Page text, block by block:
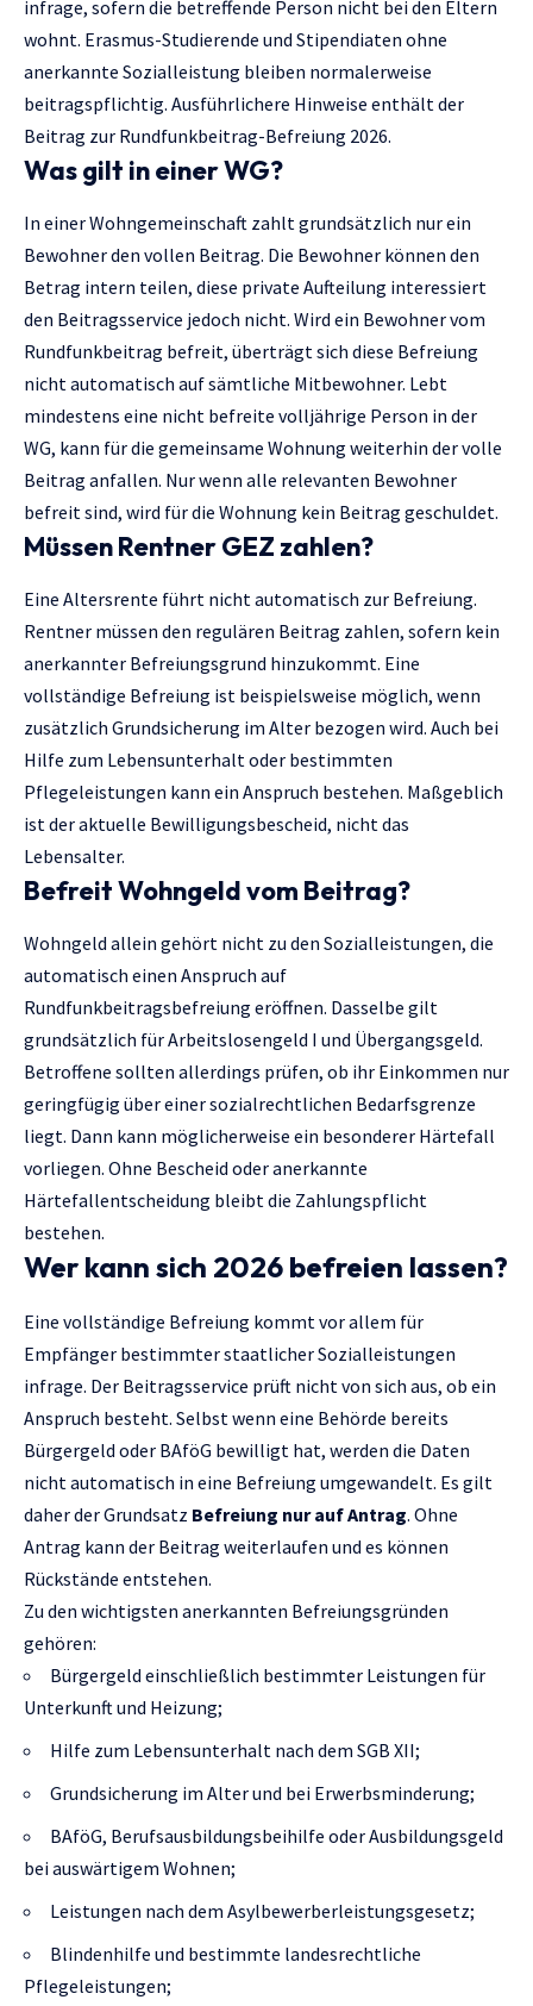
infrage, sofern die betreffende Person nicht bei den Eltern
wohnt. Erasmus-Studierende und Stipendiaten ohne
anerkannte Sozialleistung bleiben normalerweise
beitragspflichtig. Ausführlichere Hinweise enthält der
Beitrag zur Rundfunkbeitrag-Befreiung 2026.
Was gilt in einer WG?
In einer Wohngemeinschaft zahlt grundsätzlich nur ein
Bewohner den vollen Beitrag. Die Bewohner können den
Betrag intern teilen, diese private Aufteilung interessiert
den Beitragsservice jedoch nicht. Wird ein Bewohner vom
Rundfunkbeitrag befreit, überträgt sich diese Befreiung
nicht automatisch auf sämtliche Mitbewohner. Lebt
mindestens eine nicht befreite volljährige Person in der
WG, kann für die gemeinsame Wohnung weiterhin der volle
Beitrag anfallen. Nur wenn alle relevanten Bewohner
befreit sind, wird für die Wohnung kein Beitrag geschuldet.
Müssen Rentner GEZ zahlen?
Eine Altersrente führt nicht automatisch zur Befreiung.
Rentner müssen den regulären Beitrag zahlen, sofern kein
anerkannter Befreiungsgrund hinzukommt. Eine
vollständige Befreiung ist beispielsweise möglich, wenn
zusätzlich Grundsicherung im Alter bezogen wird. Auch bei
Hilfe zum Lebensunterhalt oder bestimmten
Pflegeleistungen kann ein Anspruch bestehen. Maßgeblich
ist der aktuelle Bewilligungsbescheid, nicht das
Lebensalter.
Befreit Wohngeld vom Beitrag?
Wohngeld allein gehört nicht zu den Sozialleistungen, die
automatisch einen Anspruch auf
Rundfunkbeitragsbefreiung eröffnen. Dasselbe gilt
grundsätzlich für Arbeitslosengeld I und Übergangsgeld.
Betroffene sollten allerdings prüfen, ob ihr Einkommen nur
geringfügig über einer sozialrechtlichen Bedarfsgrenze
liegt. Dann kann möglicherweise ein besonderer Härtefall
vorliegen. Ohne Bescheid oder anerkannte
Härtefallentscheidung bleibt die Zahlungspflicht
bestehen.
Wer kann sich 2026 befreien lassen?
Eine vollständige Befreiung kommt vor allem für
Empfänger bestimmter staatlicher Sozialleistungen
infrage. Der Beitragsservice prüft nicht von sich aus, ob ein
Anspruch besteht. Selbst wenn eine Behörde bereits
Bürgergeld oder BAföG bewilligt hat, werden die Daten
nicht automatisch in eine Befreiung umgewandelt. Es gilt
daher der Grundsatz Befreiung nur auf Antrag. Ohne
Antrag kann der Beitrag weiterlaufen und es können
Rückstände entstehen.
Zu den wichtigsten anerkannten Befreiungsgründen
gehören:
Bürgergeld einschließlich bestimmter Leistungen für
Unterkunft und Heizung;
Hilfe zum Lebensunterhalt nach dem SGB XII;
Grundsicherung im Alter und bei Erwerbsminderung;
BAföG, Berufsausbildungsbeihilfe oder Ausbildungsgeld
bei auswärtigem Wohnen;
Leistungen nach dem Asylbewerberleistungsgesetz;
Blindenhilfe und bestimmte landesrechtliche
Pflegeleistungen;